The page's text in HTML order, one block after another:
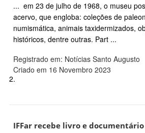
... em 23 de julho de 1968, o museu
acervo, que engloba: coleções de
numismática, animais taxidermizados,
históricos, dentre outras. Part ...
Registrado em: Notícias Santo Augusto
Criado em 16 Novembro 2023
2.
IFFar recebe livro e documentário